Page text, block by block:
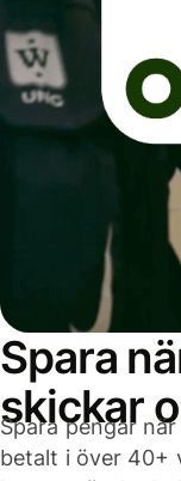
Spara
skickar
Spara pengar
betalt i över 40+